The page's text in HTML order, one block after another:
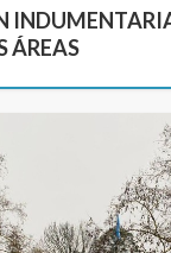
ÁREAS